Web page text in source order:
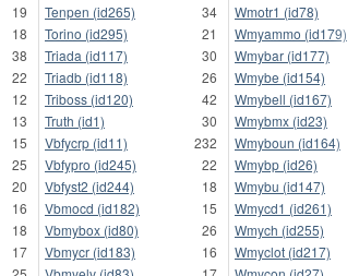
19
18
38
22
12
13
15
25
20
16
18
17
Tenpen (id265)
34
Torino (id295)
21
Triada (id117)
30
Triadb (id118)
26
Triboss (id120)
42
Truth (id1)
30
Vbfycrp (id11)
232
Vbfypro (id245)
22
Vbfyst2 (id244)
18
Vbmocd (id182)
15
Vbmybox (id80)
26
Vbmycr (id183)
16
Wmotr1 (id78)
Wmyammo (id179)
Wmybar (id177)
Wmybe (id154)
Wmybell (id167)
Wmybmx (id23)
Wmyboun (id164)
Wmybp (id26)
Wmybu (id147)
Wmycd1 (id261)
Wmych (id255)
Wmyclot (id217)